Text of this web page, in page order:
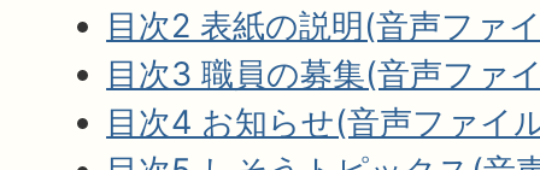
目次2 表紙の説明(音声ファ
目次3 職員の募集(音声ファ
目次4 お知らせ(音声ファイ